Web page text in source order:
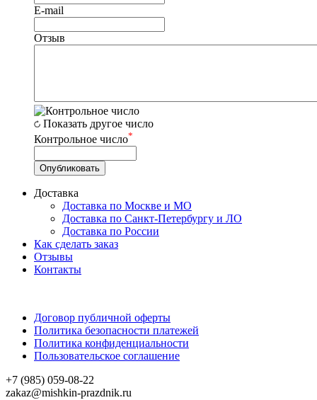
E-mail
Отзыв
Показать другое число
Контрольное число*
Доставка
Доставка по Москве и МО
Доставка по Санкт-Петербургу и ЛО
Доставка по России
Как сделать заказ
Отзывы
Контакты
Договор публичной оферты
Политика безопасности платежей
Политика конфиденциальности
Пользовательское соглашение
+7 (985) 059-08-22
zakaz@mishkin-prazdnik.ru